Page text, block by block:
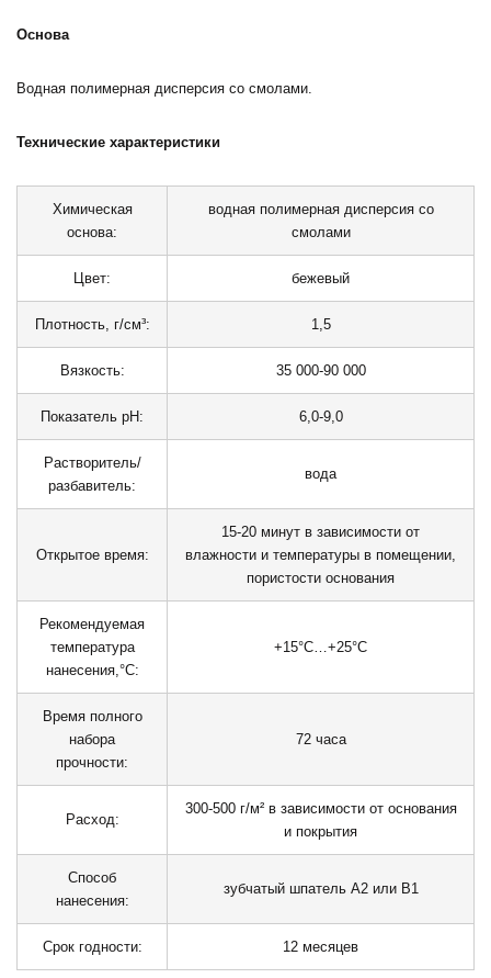
Основа
Водная полимерная дисперсия со смолами.
Технические характеристики
Химическая
основа:
водная полимерная дисперсия со
смолами
Цвет: бежевый
Плотность, г/см³: 1,5
Вязкость: 35 000-90 000
Показатель pH: 6,0-9,0
Растворитель/
разбавитель:
вода
Открытое время:
15-20 минут в зависимости от
влажности и температуры в помещении,
пористости основания
Рекомендуемая
температура
нанесения,°C:
+15°С…+25°С
Время полного
набора
прочности:
72 часа
Расход:
300-500 г/м² в зависимости от основания
и покрытия
Способ
нанесения:
зубчатый шпатель А2 или В1
Срок годности: 12 месяцев